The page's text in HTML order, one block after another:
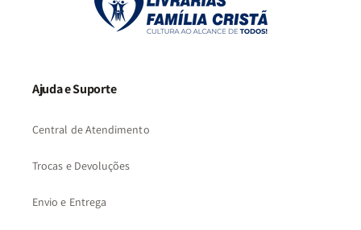
Ajuda e Suporte
Central de Atendimento
Trocas e Devoluções
Envio e Entrega